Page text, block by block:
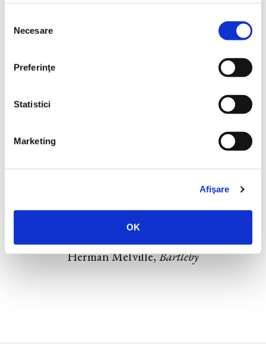
consimțământului
Necesare
Preferinţe
Statistici
Marketing
Afişare
OK
Herman Melville,Bartleby